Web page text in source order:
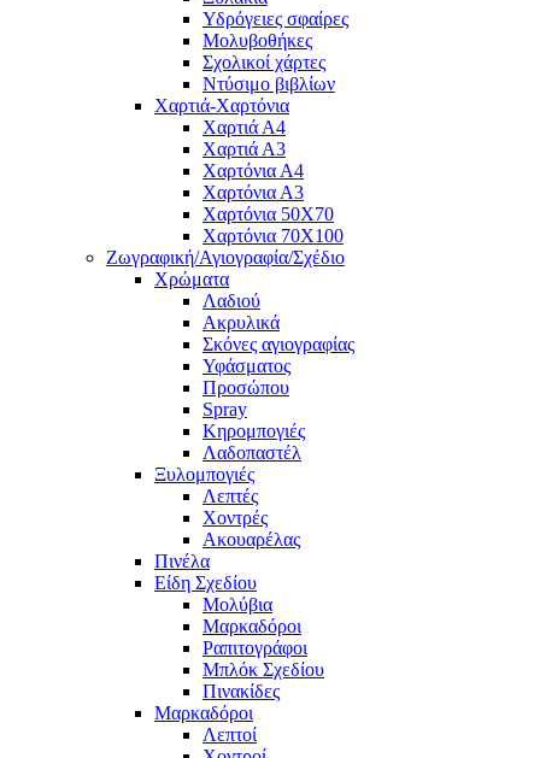
Υδρόγειες σφαίρες
Μολυβοθήκες
Σχολικοί χάρτες
Ντύσιμο βιβλίων
Χαρτιά-Χαρτόνια
Χαρτιά Α4
Χαρτιά Α3
Χαρτόνια Α4
Χαρτόνια Α3
Χαρτόνια 50Χ70
Χαρτόνια 70Χ100
Ζωγραφική/Αγιογραφία/Σχέδιο
Χρώματα
Λαδιού
Ακρυλικά
Σκόνες αγιογραφίας
Υφάσματος
Προσώπου
Spray
Κηρομπογιές
Λαδοπαστέλ
Ξυλομπογιές
Λεπτές
Χοντρές
Ακουαρέλας
Πινέλα
Είδη Σχεδίου
Μολύβια
Μαρκαδόροι
Ραπιτογράφοι
Μπλόκ Σχεδίου
Πινακίδες
Μαρκαδόροι
Λεπτοί